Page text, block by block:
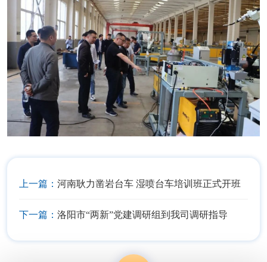
上一篇： 河南耿力凿岩台车 湿喷台车培训班正式开班
下一篇： 洛阳市“两新”党建调研组到我司调研指导